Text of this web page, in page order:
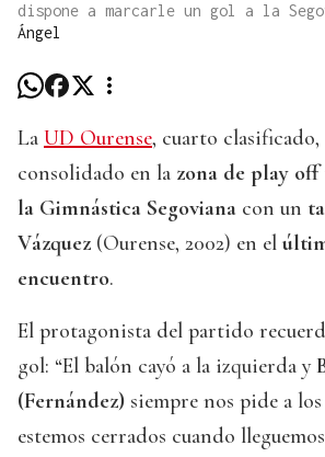
dispone a marcarle un gol a la
Ángel
La UD Ourense, cuarto clasificado,
consolidado en la zona de play off
la Gimnástica Segoviana con un
Vázquez (Ourense, 2002) en el
encuentro.
El protagonista del partido
gol: “El balón cayó a la izquierda y
(Fernández) siempre nos pide a
estemos cerrados cuando